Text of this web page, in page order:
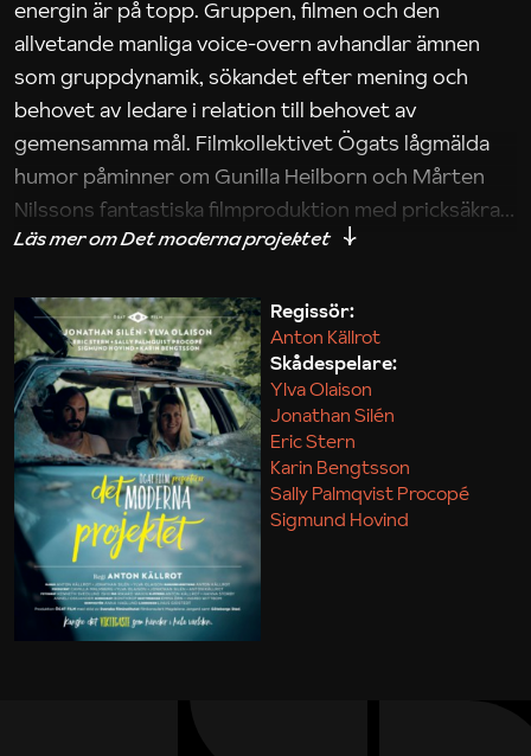
energin är på topp. Gruppen, filmen och den
allvetande manliga voice-overn avhandlar ämnen
som gruppdynamik, sökandet efter mening och
behovet av ledare i relation till behovet av
gemensamma mål. Filmkollektivet Ögats lågmälda
humor påminner om Gunilla Heilborn och Mårten
Nilssons fantastiska filmproduktion med pricksäkra
iakttagelser om hur svårt det kan vara att omsätta
Maja Kekonius
Regissör:
Anton Källrot
Skådespelare:
Ylva Olaison
Jonathan Silén
Eric Stern
Karin Bengtsson
Sally Palmqvist Procopé
Sigmund Hovind